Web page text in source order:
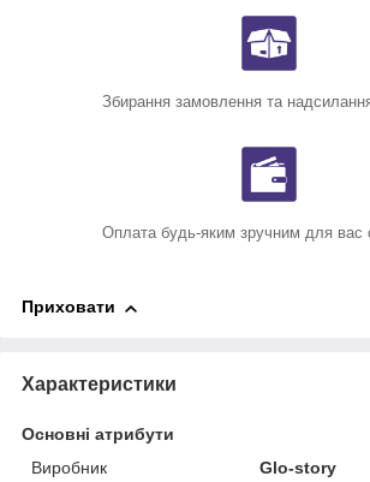
Збирання замовлення та
Оплата будь-яким зручним для вас
Приховати
Характеристики
Основні атрибути
Виробник
Glo-story